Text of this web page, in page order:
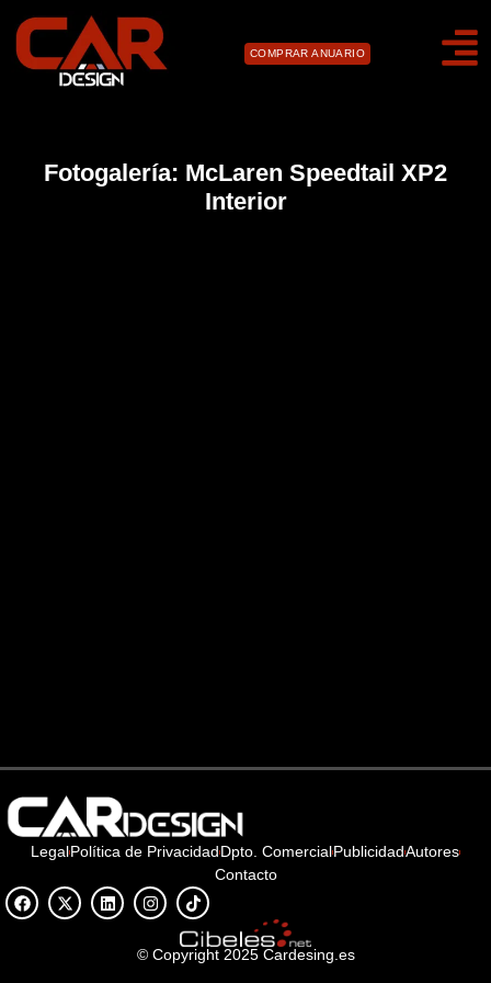
COMPRAR ANUARIO
Fotogalería: McLaren Speedtail XP2
Interior
LegalPolítica de PrivacidadDpto. ComercialPublicidadAutores
Contacto
© Copyright 2025 Cardesing.es